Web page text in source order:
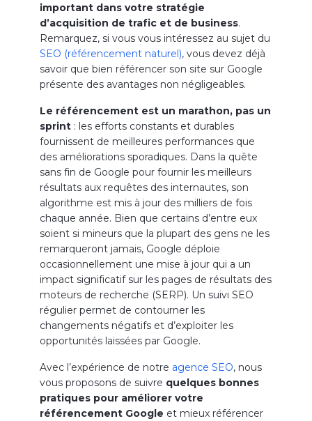
important dans votre stratégie
d’acquisition de trafic et de business.
Remarquez, si vous vous intéressez au sujet du
SEO (référencement naturel), vous devez déjà
savoir que bien référencer son site sur Google
présente des avantages non négligeables.
Le référencement est un marathon, pas un
sprint: les efforts constants et durables
fournissent de meilleures performances que
des améliorations sporadiques. Dans la quête
sans fin de Google pour fournir les meilleurs
résultats aux requêtes des internautes, son
algorithme est mis à jour des milliers de fois
chaque année. Bien que certains d’entre eux
soient si mineurs que la plupart des gens ne les
remarqueront jamais, Google déploie
occasionnellement une mise à jour qui a un
impact significatif sur les pages de résultats des
moteurs de recherche (SERP). Un suivi SEO
régulier permet de contourner les
changements négatifs et d’exploiter les
opportunités laissées par Google.
Avec l’expérience de notre agence SEO, nous
vous proposons de suivre quelques bonnes
pratiques pour améliorer votre
référencement Google et mieux référencer